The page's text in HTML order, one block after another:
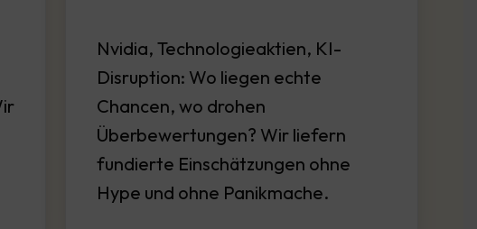
Nvidia, Technologieaktien, KI-
Disruption: Wo liegen echte
Chancen, wo drohen
Überbewertungen? Wir liefern
fundierte Einschätzungen ohne
Hype und ohne Panikmache.